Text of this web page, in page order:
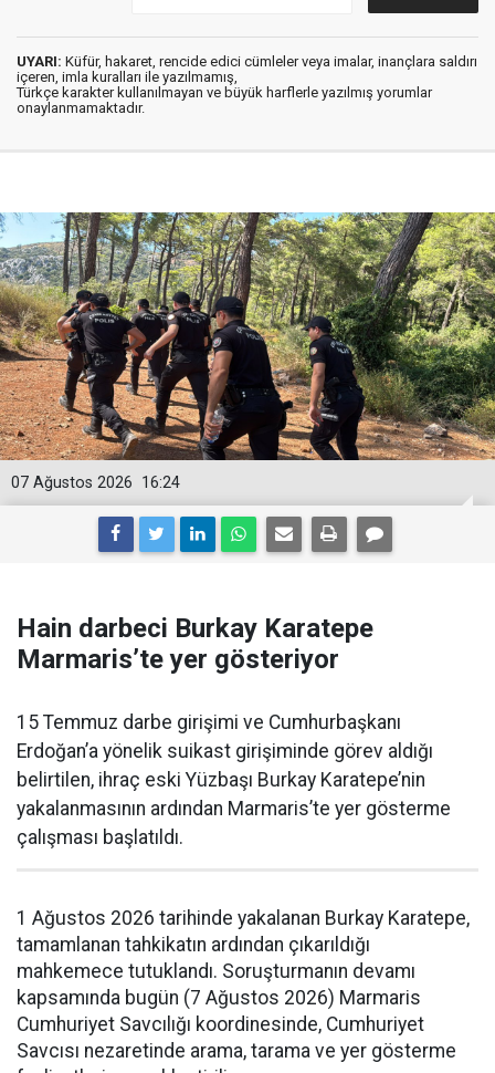
UYARI: Küfür, hakaret, rencide edici cümleler veya imalar, inançlara saldırı
içeren, imla kuralları ile yazılmamış,
Türkçe karakter kullanılmayan ve büyük harflerle yazılmış yorumlar
onaylanmamaktadır.
16:24
07 Ağustos 2026
Hain darbeci Burkay Karatepe
Marmaris’te yer gösteriyor
15 Temmuz darbe girişimi ve Cumhurbaşkanı
Erdoğan’a yönelik suikast girişiminde görev aldığı
belirtilen, ihraç eski Yüzbaşı Burkay Karatepe’nin
yakalanmasının ardından Marmaris’te yer gösterme
çalışması başlatıldı.
1 Ağustos 2026 tarihinde yakalanan Burkay Karatepe,
tamamlanan tahkikatın ardından çıkarıldığı
mahkemece tutuklandı. Soruşturmanın devamı
kapsamında bugün (7 Ağustos 2026) Marmaris
Cumhuriyet Savcılığı koordinesinde, Cumhuriyet
Savcısı nezaretinde arama, tarama ve yer gösterme